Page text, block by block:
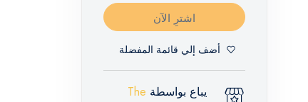
اشترِ الآن
أضف إلي قائمة المفضلة
يباع بواسطة The